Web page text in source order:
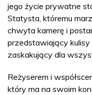
jego życie prywatne
Statysta, któremu
chwyta kamerę i
przedstawiający kulisy
zaskakujący dla
Reżyserem i
który ma na swoim